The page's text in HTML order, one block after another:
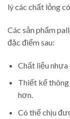
lý các chất lỏng
Các sản phẩm
đặc điểm sau:
Chất liệu nhựa
Thiết kế
hơn.
Có thể chịu